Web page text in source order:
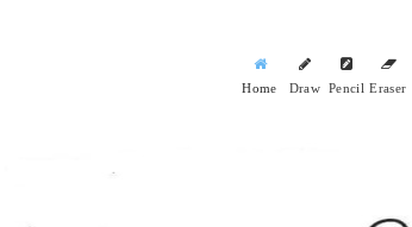
Home Draw Pencil Eraser